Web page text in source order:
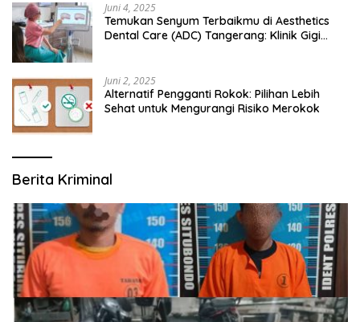
Juni 4, 2025
Temukan Senyum Terbaikmu di Aesthetics
Dental Care (ADC) Tangerang: Klinik Gigi
Juni 2, 2025
Alternatif Pengganti Rokok: Pilihan Lebih
Sehat untuk Mengurangi Risiko Merokok
Berita Kriminal